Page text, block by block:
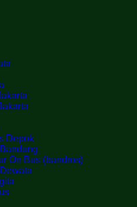
Depok
On Bus (bandros)